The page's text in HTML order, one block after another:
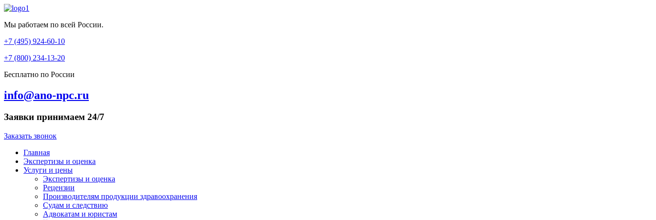
Мы работаем по всей России.
+7 (495) 924-60-10​
+7 (800) 234-13-20​
Бесплатно по России
info@ano-npc.ru
Заявки принимаем 24/7
Заказать звонок
Главная
Экспертизы и оценка
Услуги и цены
Экспертизы и оценка
Рецензии
Производителям продукции здравоохранения
Судам и следствию
Адвокатам и юристам